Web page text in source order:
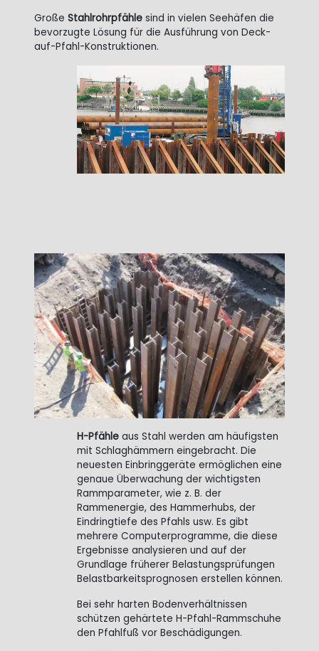
Große Stahlrohrpfähle sind in vielen Seehäfen die
bevorzugte Lösung für die Ausführung von Deck-
auf-Pfahl-Konstruktionen.
H-Pfähle aus Stahl werden am häufigsten
mit Schlaghämmern eingebracht. Die
neuesten Einbringgeräte ermöglichen eine
genaue Überwachung der wichtigsten
Rammparameter, wie z. B. der
Rammenergie, des Hammerhubs, der
Eindringtiefe des Pfahls usw. Es gibt
mehrere Computerprogramme, die diese
Ergebnisse analysieren und auf der
Grundlage früherer Belastungsprüfungen
Belastbarkeitsprognosen erstellen können.
Bei sehr harten Bodenverhältnissen
schützen gehärtete H-Pfahl-Rammschuhe
den Pfahlfuß vor Beschädigungen.